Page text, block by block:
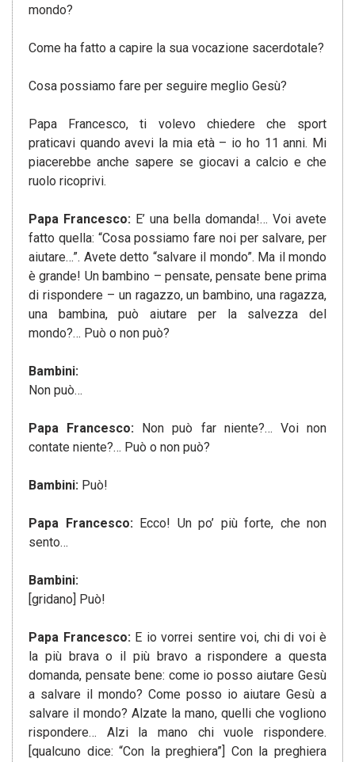
mondo?
Come ha fatto a capire la sua vocazione sacerdotale?
Cosa possiamo fare per seguire meglio Gesù?
Papa Francesco, ti volevo chiedere che sport
praticavi quando avevi la mia età – io ho 11 anni. Mi
piacerebbe anche sapere se giocavi a calcio e che
ruolo ricoprivi.
Papa Francesco: E’ una bella domanda!… Voi avete
fatto quella: “Cosa possiamo fare noi per salvare, per
aiutare…”. Avete detto “salvare il mondo”. Ma il mondo
è grande! Un bambino – pensate, pensate bene prima
di rispondere – un ragazzo, un bambino, una ragazza,
una bambina, può aiutare per la salvezza del
mondo?… Può o non può?
Bambini:
Non può…
Papa Francesco: Non può far niente?… Voi non
contate niente?… Può o non può?
Bambini: Può!
Papa Francesco:Ecco! Un po’ più forte, che non
sento…
Bambini:
[gridano] Può!
Papa Francesco:E io vorrei sentire voi, chi di voi è
la più brava o il più bravo a rispondere a questa
domanda, pensate bene: come io posso aiutare Gesù
a salvare il mondo? Come posso io aiutare Gesù a
salvare il mondo? Alzate la mano, quelli che vogliono
rispondere… Alzi la mano chi vuole rispondere.
[qualcuno dice: “Con la preghiera”] Con la preghiera